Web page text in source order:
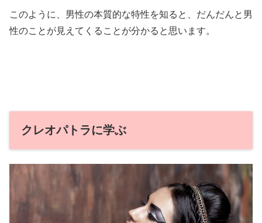
このように、男性の本質的な特性を知ると、だんだんと男
性のことが見えてくることが分かると思います。
クレオパトラに学ぶ